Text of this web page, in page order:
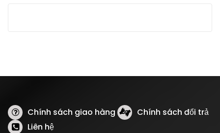
Chính sách giao hàng
Chính sách đổi trả
Liên hệ